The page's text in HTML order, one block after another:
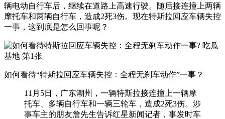
辆电动自行车后，继续在道路上高速行驶。随后接连撞上两辆
摩托车和两辆自行车，造成2死3伤。现在特斯拉回应车辆失控
一事，这到底是怎么回事呢？
如何看待“特斯拉回应车辆失控：全程无刹车动作”一事？
11月5日，广东潮州，一辆特斯拉接连撞上一辆摩
托车、多辆自行车和一辆三轮车，造成2死3伤。涉
事车主的朋友詹先生告诉红星新闻记者，事发时车